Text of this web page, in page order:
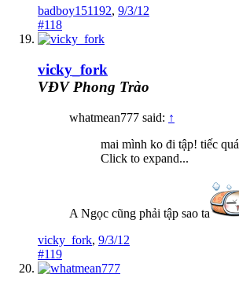
badboy151192, 9/3/12
#118
vicky_fork
VĐV Phong Trào
whatmean777 said: ↑
mai mình ko đi tập! tiếc quá
Click to expand...
A Ngọc cũng phải tập sao ta
vicky_fork, 9/3/12
#119